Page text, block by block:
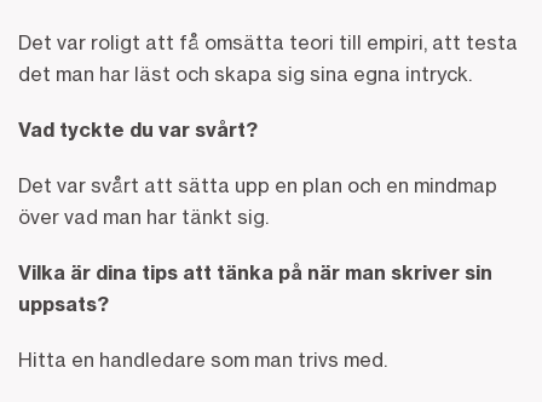
Det var roligt att få omsätta teori till empiri, att testa
det man har läst och skapa sig sina egna intryck.
Vad tyckte du var svårt?
Det var svårt att sätta upp en plan och en mindmap
över vad man har tänkt sig.
Vilka är dina tips att tänka på när man skriver sin
uppsats?
Hitta en handledare som man trivs med.